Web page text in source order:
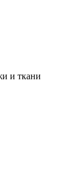
и ткани